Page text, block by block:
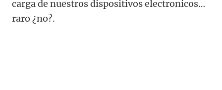
carga de nuestros dispositivos electronicos…
raro ¿no?.